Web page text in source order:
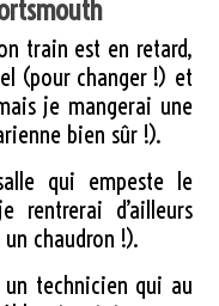
train est en retard,
(pour changer !) et
je mangerai une
bien sûr !).
qui empeste le
rentrerai d’ailleurs
chaudron !).
technicien qui au